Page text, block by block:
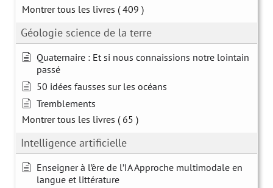
Montrer tous les livres ( 409 )
Géologie science de la terre
Quaternaire : Et si nous connaissions notre lointain
passé
50 idées fausses sur les océans
Tremblements
Montrer tous les livres ( 65 )
Intelligence artificielle
Enseigner à l’ère de l’IA Approche multimodale en
langue et littérature